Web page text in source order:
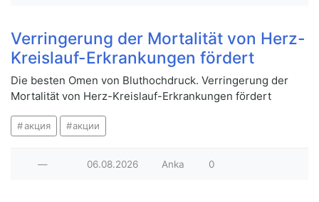
Verringerung der Mortalität von Herz-
Kreislauf-Erkrankungen fördert
Die besten Omen von Bluthochdruck. Verringerung der
Mortalität von Herz-Kreislauf-Erkrankungen fördert
акция акции
— 06.08.2026 Anka 0